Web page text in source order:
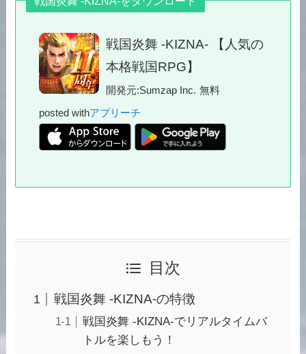
戦国炎舞 -KIZNA- 【人気の
本格戦国RPG】
開発元:Sumzap Inc. 無料
posted withアプリーチ
目次
戦国炎舞 -KIZNA-の特徴
戦国炎舞 -KIZNA-でリアルタイムバ
トルを楽しもう！